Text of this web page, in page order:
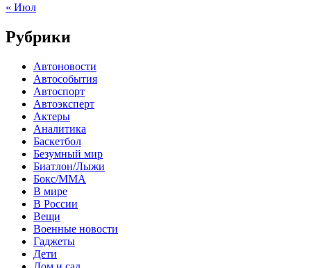
« Июл
Рубрики
Автоновости
Автособытия
Автоспорт
Автоэксперт
Актеры
Аналитика
Баскетбол
Безумный мир
Биатлон/Лыжи
Бокс/MMA
В мире
В России
Вещи
Военные новости
Гаджеты
Дети